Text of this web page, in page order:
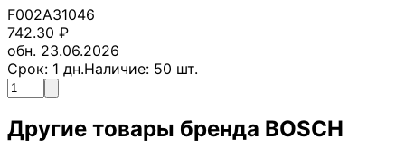
F002A31046
742.30 ₽
обн. 23.06.2026
Срок: 1 дн.Наличие: 50 шт.
Другие товары бренда BOSCH